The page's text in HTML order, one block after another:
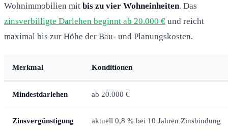
Wohnimmobilien mit bis zu vier Wohneinheiten. Das
zinsverbilligte Darlehen beginnt ab 20.000 € und reicht
maximal bis zur Höhe der Bau- und Planungskosten.
Merkmal Konditionen
Mindestdarlehen ab 20.000 €
Zinsvergünstigung aktuell 0,8 % bei 10 Jahren Zinsbindung